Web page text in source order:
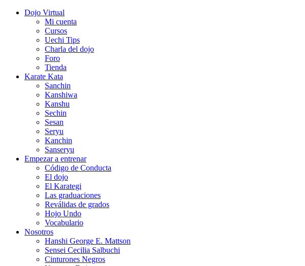
Dojo Virtual
Mi cuenta
Cursos
Uechi Tips
Charla del dojo
Foro
Tienda
Karate Kata
Sanchin
Kanshiwa
Kanshu
Sechin
Sesan
Seryu
Kanchin
Sanseryu
Empezar a entrenar
Código de Conducta
El dojo
El Karategi
Las graduaciones
Reválidas de grados
Hojo Undo
Vocabulario
Nosotros
Hanshi George E. Mattson
Sensei Cecilia Salbuchi
Cinturones Negros